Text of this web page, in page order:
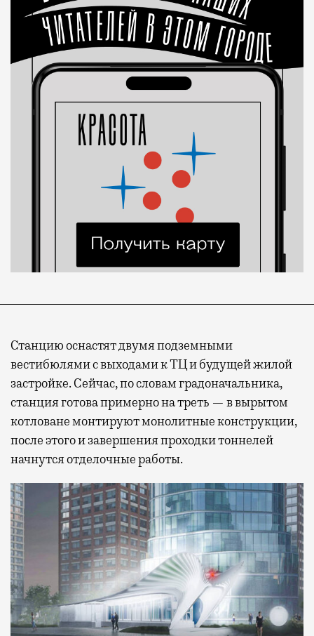
Станцию оснастят двумя подземными
вестибюлями с выходами к ТЦ и будущей жилой
застройке. Сейчас, по словам градоначальника,
станция готова примерно на треть — в вырытом
котловане монтируют монолитные конструкции,
после этого и завершения проходки тоннелей
начнутся отделочные работы.